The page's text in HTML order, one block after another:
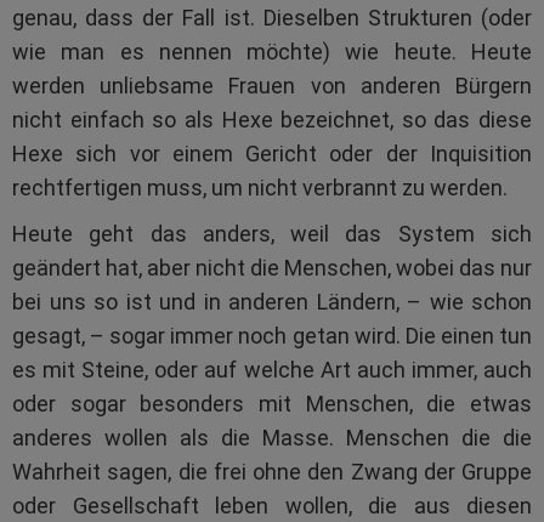
genau, dass der Fall ist. Dieselben Strukturen (oder
wie man es nennen möchte) wie heute. Heute
werden unliebsame Frauen von anderen Bürgern
nicht einfach so als Hexe bezeichnet, so das diese
Hexe sich vor einem Gericht oder der Inquisition
rechtfertigen muss, um nicht verbrannt zu werden.
Heute geht das anders, weil das System sich
geändert hat, aber nicht die Menschen, wobei das nur
bei uns so ist und in anderen Ländern, – wie schon
gesagt, – sogar immer noch getan wird. Die einen tun
es mit Steine, oder auf welche Art auch immer, auch
oder sogar besonders mit Menschen, die etwas
anderes wollen als die Masse. Menschen die die
Wahrheit sagen, die frei ohne den Zwang der Gruppe
oder Gesellschaft leben wollen, die aus diesen